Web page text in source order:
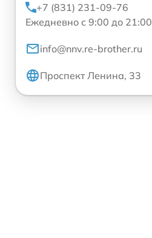
+7 (831) 231-09-76
Ежедневно с 9:00 до 21:00
info@nnv.re-brother.ru
Проспект Ленина, 33